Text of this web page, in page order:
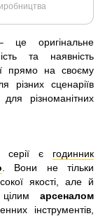
це оригінальне
та наявність
прямо на своєму
різних сценаріїв
різноманітних
серії є годинник
. Вони не тільки
якості, але й
цілим арсеналом
інструментів,